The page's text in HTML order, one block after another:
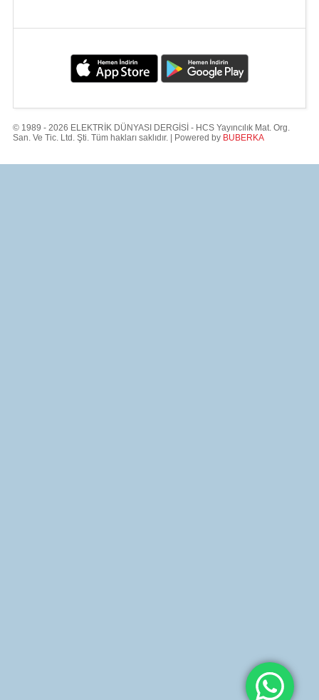
© 1989 - 2026 ELEKTRİK DÜNYASI DERGİSİ - HCS Yayıncılık Mat. Org.
San. Ve Tic. Ltd. Şti. Tüm hakları saklıdır. | Powered by BUBERKA